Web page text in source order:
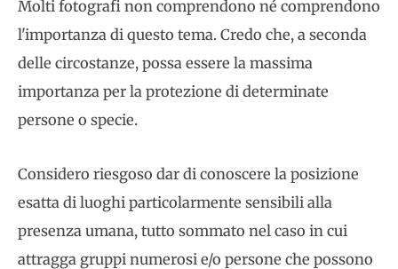
Molti fotografi non comprendono né comprendono
l'importanza di questo tema. Credo che, a seconda
delle circostanze, possa essere la massima
importanza per la protezione di determinate
persone o specie.
Considero riesgoso dar di conoscere la posizione
esatta di luoghi particolarmente sensibili alla
presenza umana, tutto sommato nel caso in cui
attragga gruppi numerosi e/o persone che possono